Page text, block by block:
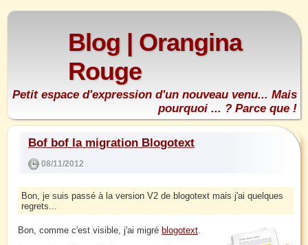
Blog | Orangina
Rouge
Petit espace d'expression d'un nouveau venu... Mais
pourquoi ... ? Parce que !
Bof bof la migration Blogotext
08/11/2012
Bon, je suis passé à la version V2 de blogotext mais j'ai quelques
regrets...
Bon, comme c'est visible, j'ai migré blogotext.